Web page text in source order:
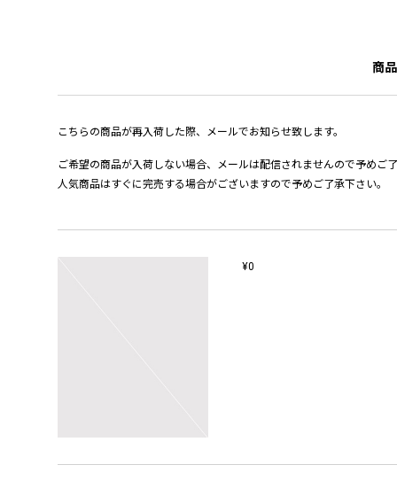
商
こちらの商品が再入荷した際、メールでお知らせ致します。
ご希望の商品が入荷しない場合、メールは配信されませんので予めご
人気商品はすぐに完売する場合がございますので予めご了承下さい。
¥0